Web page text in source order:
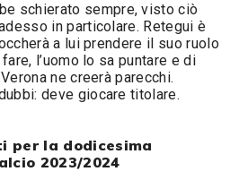
schierato sempre, visto ciò
in particolare. Retegui è
a lui prendere il suo ruolo
l’uomo lo sa puntare e di
ne creerà parecchi.
deve giocare titolare.
per la dodicesima
2023/2024